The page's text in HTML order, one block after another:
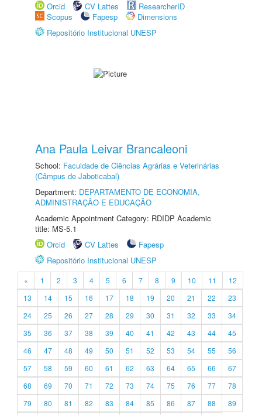
Orcid
CV Lattes
ResearcherID
Scopus
Fapesp
Dimensions
Repositório Institucional UNESP
Ana Paula Leivar Brancaleoni
School: Faculdade de Ciências Agrárias e Veterinárias
(Câmpus de Jaboticabal)
Department: DEPARTAMENTO DE ECONOMIA,
ADMINISTRAÇÃO E EDUCAÇÃO
Academic Appointment Category: RDIDP Academic
title: MS-5.1
Orcid
CV Lattes
Fapesp
Repositório Institucional UNESP
« 1 2 3 4 5 6 7 8 9 10 11
12
13
14 15 16 17 18 19 20 21 22
23
24
25 26 27 28 29 30 31 32 33
34
35
36 37 38 39 40 41 42 43 44
45
46
47 48 49 50 51 52 53 54 55
56
57
58 59 60 61 62 63 64 65 66
67
68
69 70 71 72 73 74 75 76 77
78
79
80 81 82 83 84 85 86 87 88
89